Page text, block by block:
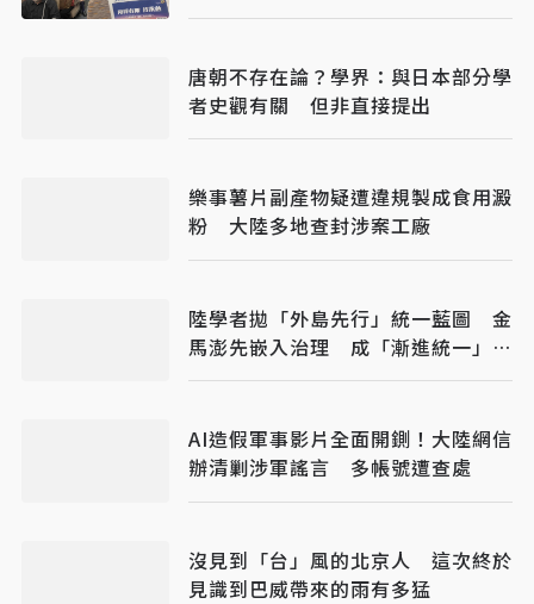
唐朝不存在論？學界：與日本部分學
者史觀有關 但非直接提出
樂事薯片副產物疑遭違規製成食用澱
粉 大陸多地查封涉案工廠
陸學者拋「外島先行」統一藍圖 金
馬澎先嵌入治理 成「漸進統一」新
戰略
AI造假軍事影片全面開鍘！大陸網信
辦清剿涉軍謠言 多帳號遭查處
沒見到「台」風的北京人 這次終於
見識到巴威帶來的雨有多猛